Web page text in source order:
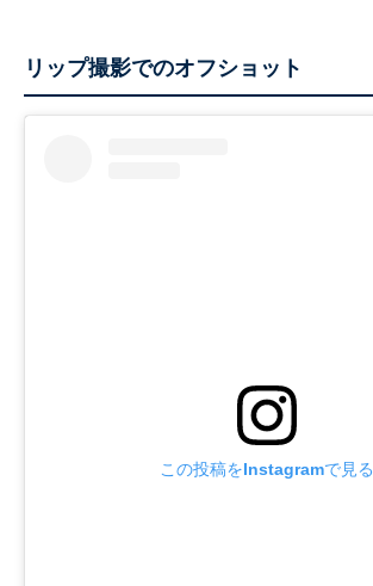
リップ撮影でのオフショット
この投稿をInstagramで見る